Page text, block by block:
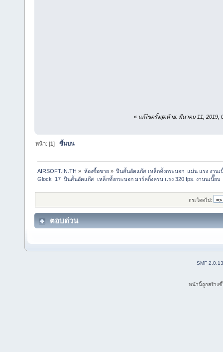
« แก้ไขครั้งสุดท้าย: มีนาคม 11, 2019,
หน้า: [1]ขึ้นบน
AIRSOFT.IN.TH » ห้องซื้อขาย» ปืนสั้นอัดแก๊ส เหล็กทั้งกระบอก  แม่น แรง งาน
Glock  17  ปืนสั้นอัดแก๊ส  เหล็กทั้งกระบอก มาร์คกิ้งครบ แรง 320 fps. งานนเนี๊๊ยบ
กระโดดไป:
ตอบด่วน
SMF 2.0.13
หน้านี้ถูกสร้าง